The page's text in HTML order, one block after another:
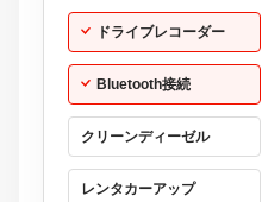
ドライブレコーダー
Bluetooth接続
クリーンディーゼル
レンタカーアップ